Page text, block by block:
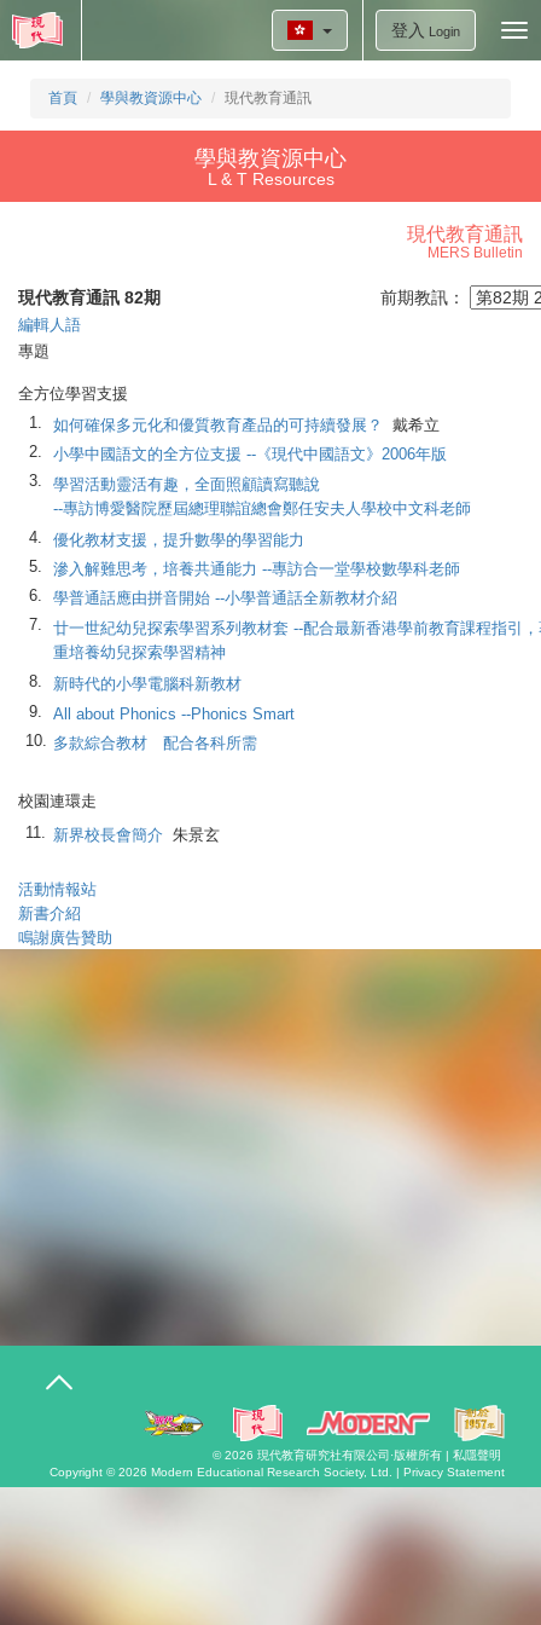
登入 Login
首頁 學與教資源中心 現代教育通訊
學與教資源中心
L & T Resources
現代教育通訊
MERS Bulletin
現代教育通訊 82期 前期教訊：
編輯人語
專題
全方位學習支援
1.
如何確保多元化和優質教育產品的可持續發展？
戴希立
2.
小學中國語文的全方位支援 --《現代中國語文》2006年版
3.
學習活動靈活有趣，全面照顧讀寫聽說
--專訪博愛醫院歷屆總理聯誼總會鄭任安夫人學校中文科老師
4.
優化教材支援，提升數學的學習能力
5.
滲入解難思考，培養共通能力 --專訪合一堂學校數學科老師
6.
學普通話應由拼音開始 --小學普通話全新教材介紹
7.
廿一世紀幼兒探索學習系列教材套 --配合最新香港學前教育課程指引
重培養幼兒探索學習精神
8.
新時代的小學電腦科新教材
9.
All about Phonics --Phonics Smart
10. 多款綜合教材 配合各科所需
校園連環走
11. 新界校長會簡介 朱景玄
活動情報站
新書介紹
鳴謝廣告贊助
T
n
© 2026 現代教育研究社有限公司 ·版權所有 | 私隱聲明
Copyright © 2026 Modern Educational Research Society, Ltd. | Privacy Statement